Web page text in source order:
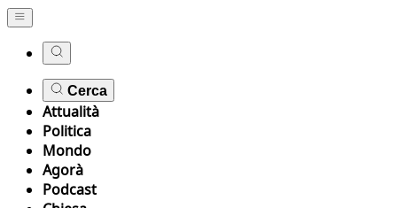
Cerca
Attualità
Politica
Mondo
Agorà
Podcast